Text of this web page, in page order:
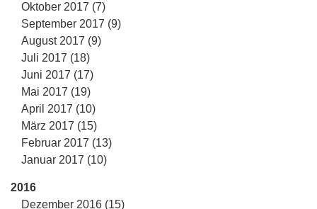
Oktober 2017 (7)
September 2017 (9)
August 2017 (9)
Juli 2017 (18)
Juni 2017 (17)
Mai 2017 (19)
April 2017 (10)
März 2017 (15)
Februar 2017 (13)
Januar 2017 (10)
2016
Dezember 2016 (15)